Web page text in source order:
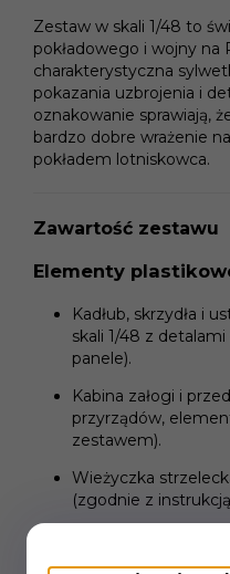
Zestaw w skali 1/48 to
pokładowego i wojny na
charakterystyczna
pokazania uzbrojenia i
oznakowanie sprawiają,
bardzo dobre wrażenie
pokładem lotniskowca.
Zawartość zestawu
Elementy
Kadłub, skrzydła i
skali 1/48 z
panele).
Kabina załogi i
przyrządów,
zestawem).
Wieżyczka
(zgodnie z